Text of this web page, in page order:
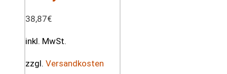
38,87€
inkl. MwSt.
zzgl. Versandkosten